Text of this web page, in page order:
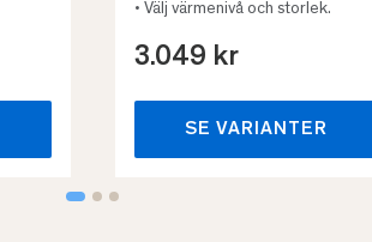
• Välj värmenivå och storlek.
3.049 kr
SE VARIANTER